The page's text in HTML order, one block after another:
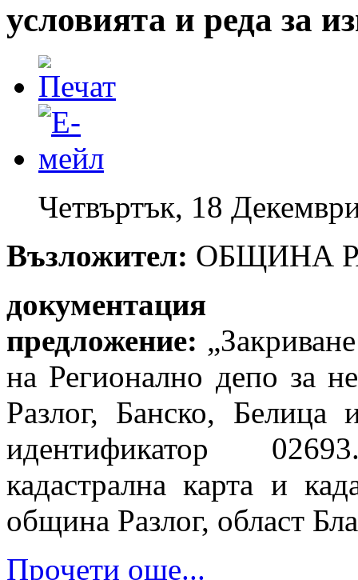
условията и реда за
Четвъртък, 18
Възложител: ОБЩИНА
документация
предложение:
на Регионално депо за
Разлог, Банско,
идентификатор
кадастрална карта и
община Разлог, област
Прочети още...